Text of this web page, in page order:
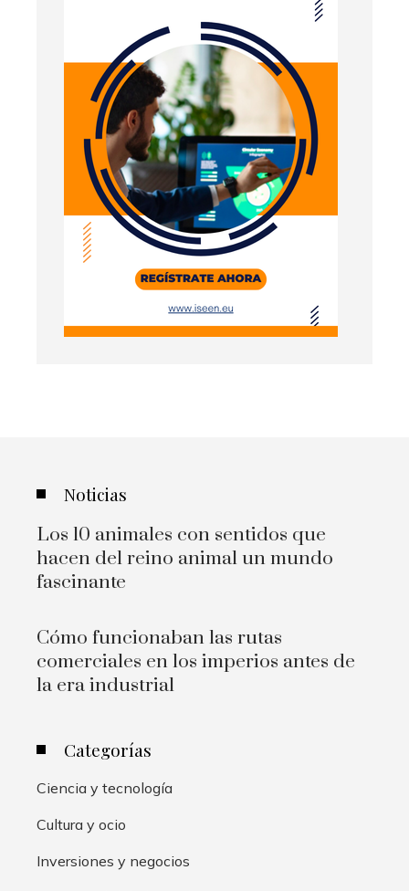
Noticias
Los 10 animales con sentidos que
hacen del reino animal un mundo
fascinante
Cómo funcionaban las rutas
comerciales en los imperios antes de
la era industrial
Categorías
Ciencia y tecnología
Cultura y ocio
Inversiones y negocios